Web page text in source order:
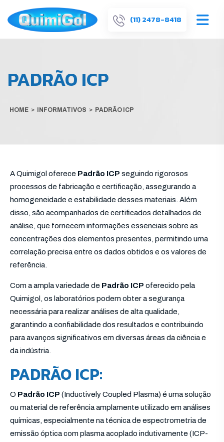
(11) 2478-8418
PADRÃO ICP
HOME > INFORMATIVOS > PADRÃO ICP
A Quimigol oferece Padrão ICP seguindo rigorosos
processos de fabricação e certificação, assegurando a
homogeneidade e estabilidade desses materiais. Além
disso, são acompanhados de certificados detalhados de
análise, que fornecem informações essenciais sobre as
concentrações dos elementos presentes, permitindo uma
correlação precisa entre os dados obtidos e os valores de
referência.
Com a ampla variedade de Padrão ICP oferecido pela
Quimigol, os laboratórios podem obter a segurança
necessária para realizar análises de alta qualidade,
garantindo a confiabilidade dos resultados e contribuindo
para avanços significativos em diversas áreas da ciência e
da indústria.
PADRÃO ICP:
O Padrão ICP (Inductively Coupled Plasma) é uma solução
ou material de referência amplamente utilizado em análises
químicas, especialmente na técnica de espectrometria de
emissão óptica com plasma acoplado indutivamente (ICP-